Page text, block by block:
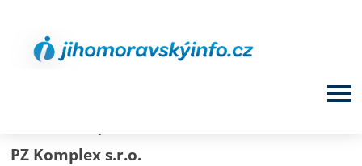
PZ Komplex s.r.o.